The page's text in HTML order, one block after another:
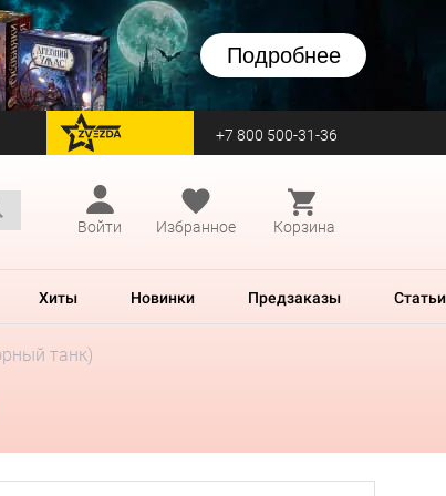
Подробнее
перейти на Zvezda +7 800 500-31-36
Войти
Избранное Корзина
Хиты Новинки Предзаказы Статьи
танк)